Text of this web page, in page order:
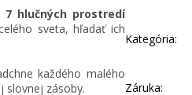
7 hlučných prostredí
sveta, hľadať ich
každého malého
slovnej zásoby.
Kategória:
Záruka: